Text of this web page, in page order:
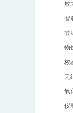
放
智
节
物
校
无
氧
仪